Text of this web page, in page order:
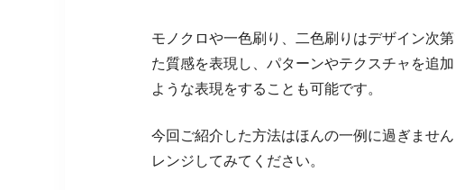
モノクロや一色刷り、二色刷りはデザイン次
た質感を表現し、パターンやテクスチャを追
ような表現をすることも可能です。
今回ご紹介した方法はほんの一例に過ぎませ
レンジしてみてください。